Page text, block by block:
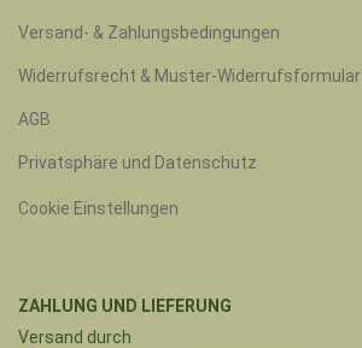
Versand- & Zahlungsbedingungen
Widerrufsrecht & Muster-Widerrufsformular
AGB
Privatsphäre und Datenschutz
Cookie Einstellungen
ZAHLUNG UND LIEFERUNG
Versand durch